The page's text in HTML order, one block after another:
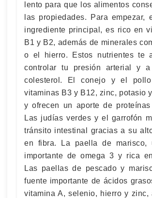
lento para que los alimentos
las propiedades. Para empezar,
ingrediente principal, es rico en
B1 y B2, además de minerales
o el hierro. Estos nutrientes te
controlar tu presión arterial y a
colesterol. El conejo y el pollo
vitaminas B3 y B12, zinc, potasio
y ofrecen un aporte de proteínas
Las judías verdes y el garrofón
tránsito intestinal gracias a su
en fibra. La paella de marisco,
importante de omega 3 y rica
Las paellas de pescado y
fuente importante de ácidos
vitamina A, selenio, hierro y zinc,